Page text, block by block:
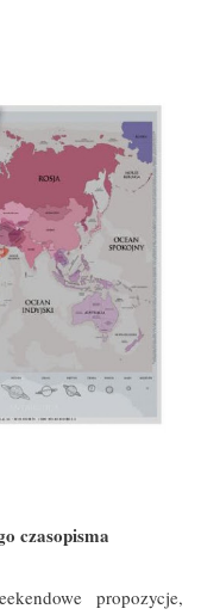
czasopisma
propozycje,